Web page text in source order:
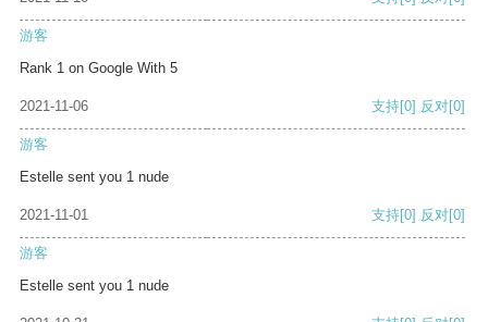
游客
Rank 1 on Google With 5
2021-11-06 支持[0] 反对[0]
游客
Estelle sent you 1 nude
2021-11-01 支持[0] 反对[0]
游客
Estelle sent you 1 nude